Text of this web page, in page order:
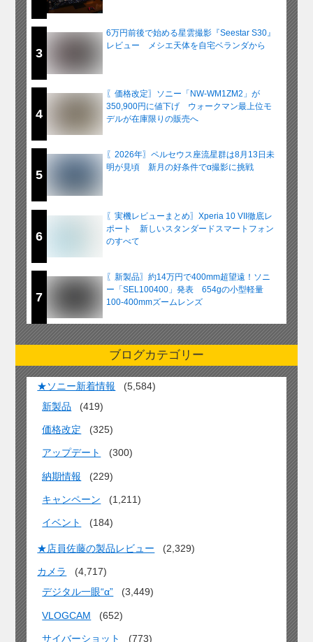
3
6万円前後で始める星雲撮影『Seestar S30』
レビュー メシエ天体を自宅ベランダから
4
〖価格改定〗ソニー「NW-WM1ZM2」が
350,900円に値下げ ウォークマン最上位モ
デルが在庫限りの販売へ
5
〖2026年〗ペルセウス座流星群は8月13日未
明が見頃 新月の好条件でα撮影に挑戦
6
〖実機レビューまとめ〗Xperia 10 VII徹底レ
ポート 新しいスタンダードスマートフォン
のすべて
7
〖新製品〗約14万円で400mm超望遠！ソニ
ー「SEL100400」発表 654gの小型軽量
100-400mmズームレンズ
ブログカテゴリー
★ソニー新着情報
(5,584)
新製品
(419)
価格改定 (325)
アップデート (300)
納期情報 (229)
キャンペーン (1,211)
イベント (184)
★店員佐藤の製品レビュー (2,329)
カメラ
(4,717)
デジタル一眼“α”
(3,449)
VLOGCAM (652)
サイバーショット (773)